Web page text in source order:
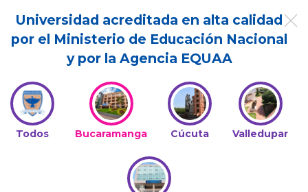
Universidad acreditada en alta calidad
por el Ministerio de Educación Nacional
y por la Agencia EQUAA
Todos Bucaramanga Cúcuta Valledupar